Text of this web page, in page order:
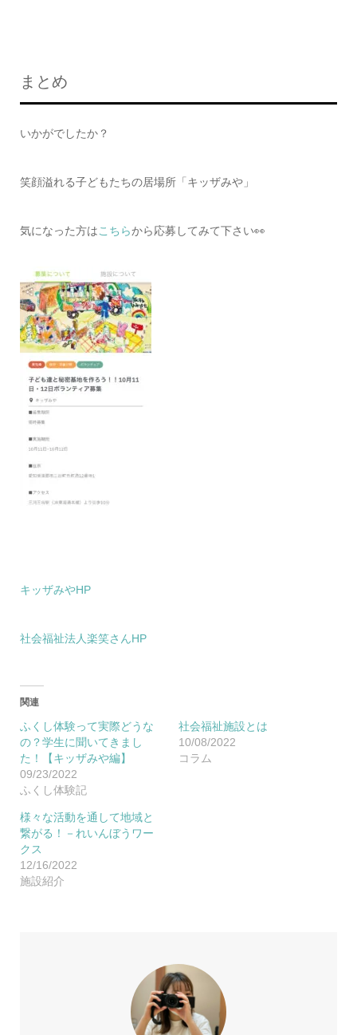
まとめ
いかがでしたか？
笑顔溢れる子どもたちの居場所「キッザみや」
気になった方はこちらから応募してみて下さい👀
キッザみやHP
社会福祉法人楽笑さんHP
関連
ふくし体験って実際どうな
の？学生に聞いてきまし
た！【キッザみや編】
09/23/2022
ふくし体験記
社会福祉施設とは
10/08/2022
コラム
様々な活動を通して地域と
繋がる！－れいんぼうワー
クス
12/16/2022
施設紹介